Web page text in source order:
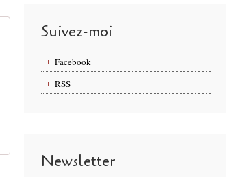
Suivez-moi
Facebook
RSS
Newsletter